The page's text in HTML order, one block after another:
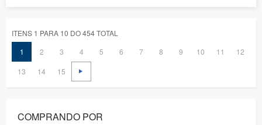
ITENS 1 PARA 10 DO 454 TOTAL
1
2 3 4 5 6 7 8 9 10 11
12
13
14 15
COMPRANDO POR